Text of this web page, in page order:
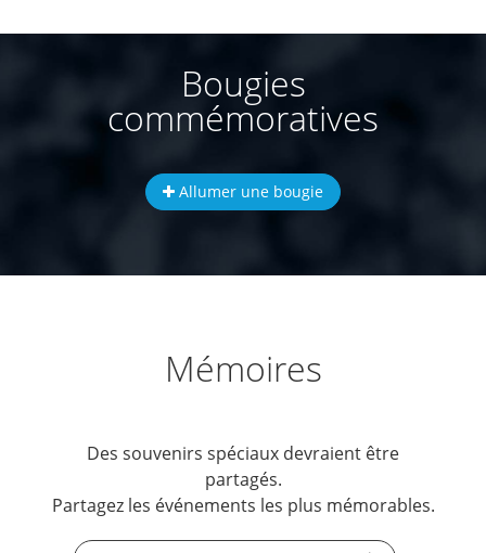
Bougies
commémoratives
Allumer une bougie
Mémoires
Des souvenirs spéciaux devraient être
partagés.
Partagez les événements les plus mémorables.